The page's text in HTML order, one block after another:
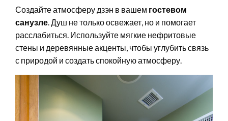
Создайте атмосферу дзэн в вашем гостевом
санузле. Душ не только освежает, но и помогает
расслабиться. Используйте мягкие нефритовые
стены и деревянные акценты, чтобы углубить связь
с природой и создать спокойную атмосферу.